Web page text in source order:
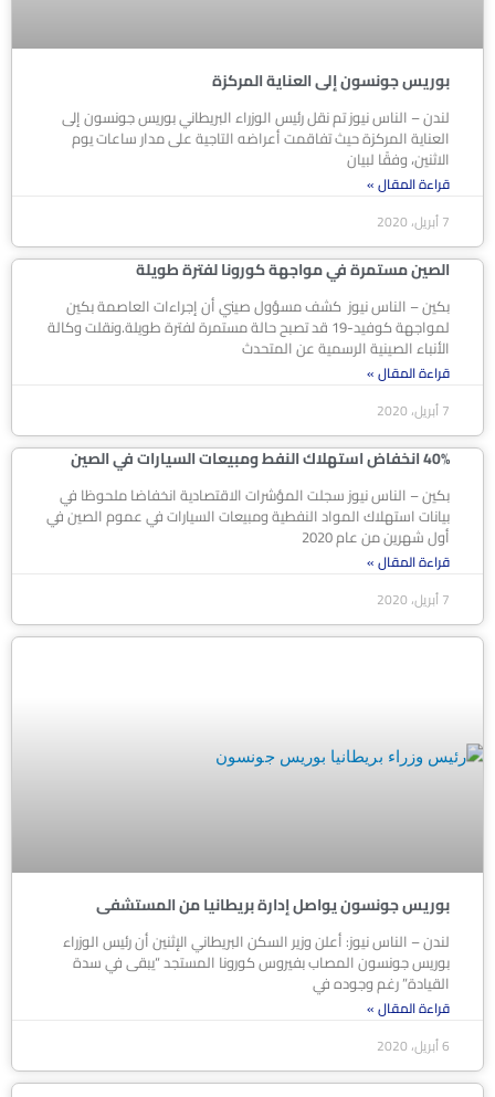
بوريس جونسون إلى العناية المركزة
لندن – الناس نيوز تم نقل رئيس الوزراء البريطاني بوريس جونسون إلى
العناية المركزة حيث تفاقمت أعراضه التاجية على مدار ساعات يوم
الاثنين، وفقًا لبيان
قراءة المقال »
7 أبريل، 2020
الصين مستمرة في مواجهة كورونا لفترة طويلة
بكين – الناس نيوز كشف مسؤول صيني أن إجراءات العاصمة بكين
لمواجهة كوفيد-19 قد تصبح حالة مستمرة لفترة طويلة.ونقلت وكالة
الأنباء الصينية الرسمية عن المتحدث
قراءة المقال »
7 أبريل، 2020
40% انخفاض استهلاك النفط ومبيعات السيارات في الصين
بكين – الناس نيوز سجلت المؤشرات الاقتصادية انخفاضا ملحوظا في
بيانات استهلاك المواد النفطية ومبيعات السيارات في عموم الصين في
أول شهرين من عام 2020
قراءة المقال »
7 أبريل، 2020
بوريس جونسون يواصل إدارة بريطانيا من المستشفى
لندن – الناس نيوز: أعلن وزير السكن البريطاني الإثنين أن رئيس الوزراء
بوريس جونسون المصاب بفيروس كورونا المستجد “يبقى في سدة
القيادة” رغم وجوده في
قراءة المقال »
6 أبريل، 2020